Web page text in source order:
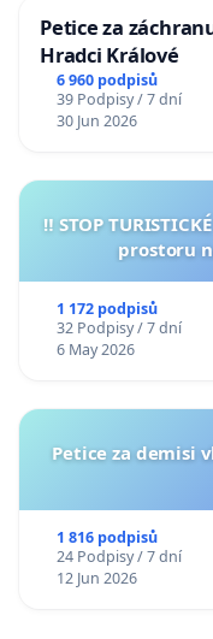
Petice za
Hradci Králové
6 960 podpisů
39 Podpisy / 7 dní
30 Jun 2026
‼️ STOP
prostoru
1 172 podpisů
32 Podpisy / 7 dní
6 May 2026
Petice za demisi
1 816 podpisů
24 Podpisy / 7 dní
12 Jun 2026